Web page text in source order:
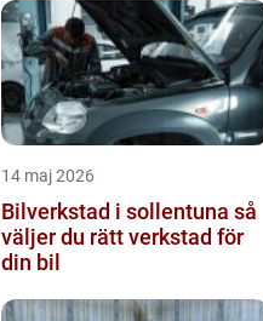
14 maj 2026
Bilverkstad i sollentuna så
väljer du rätt verkstad för
din bil